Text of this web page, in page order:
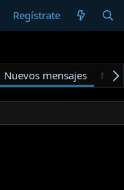
Regístrate
Nuevos mensajes